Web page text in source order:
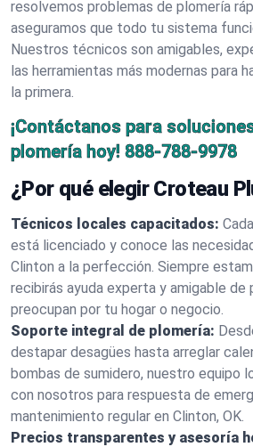
resolvemos problemas de plomería
aseguramos que todo tu sistema
Nuestros técnicos son amigables,
las herramientas más modernas para
la primera.
¡Contáctanos para
plomería hoy! 888-788-9978
¿Por qué elegir Croteau
Técnicos locales capacitados:
está licenciado y conoce las
Clinton a la perfección. Siempre
recibirás ayuda experta y amigable de
preocupan por tu hogar o negocio.
Soporte integral de plomería:
destapar desagües hasta arreglar
bombas de sumidero, nuestro equipo
con nosotros para respuesta de
mantenimiento regular en Clinton, OK.
Precios transparentes y asesoría